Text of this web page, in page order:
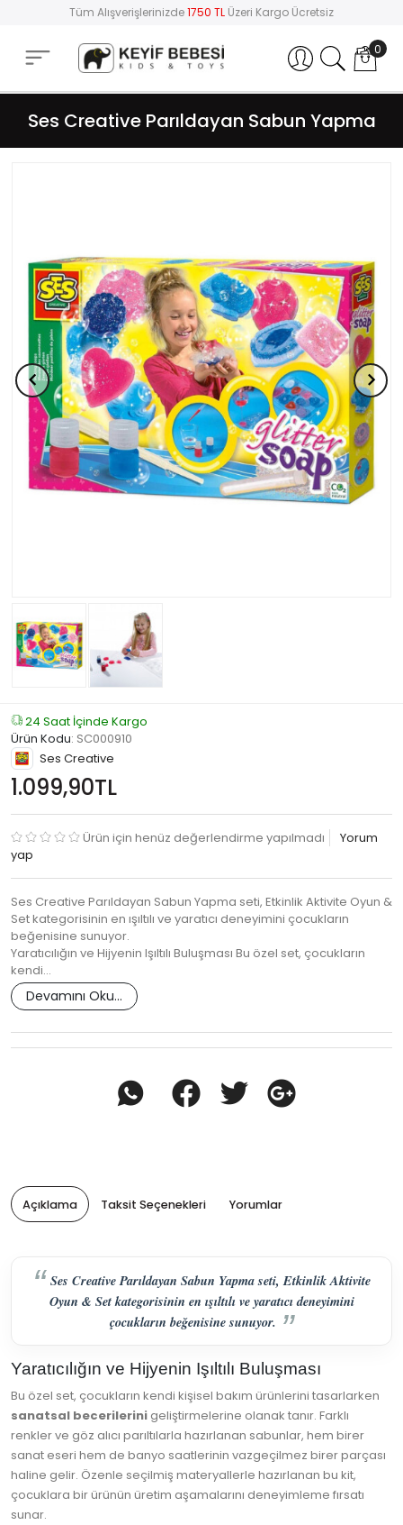
Tüm Alışverişlerinizde1750 TL Üzeri Kargo Ücretsiz
Hesabım 0
Ses Creative Parıldayan Sabun Yapma
24 Saat İçinde Kargo
Ürün Kodu: SC000910
Ses Creative
1.099,90TL
Ürün için henüz değerlendirme yapılmadı
Yorum
yap
Ses Creative Parıldayan Sabun Yapma seti, Etkinlik Aktivite Oyun &
Set kategorisinin en ışıltılı ve yaratıcı deneyimini çocukların
beğenisine sunuyor.
Yaratıcılığın ve Hijyenin Işıltılı Buluşması Bu özel set, çocukların
kendi…
Devamını Oku...
Açıklama Taksit Seçenekleri Yorumlar
Ses Creative Parıldayan Sabun Yapma seti, Etkinlik Aktivite
Oyun & Set kategorisinin en ışıltılı ve yaratıcı deneyimini
çocukların beğenisine sunuyor.
Yaratıcılığın ve Hijyenin Işıltılı Buluşması
Bu özel set, çocukların kendi kişisel bakım ürünlerini tasarlarken
sanatsal becerilerini geliştirmelerine olanak tanır. Farklı
renkler ve göz alıcı parıltılarla hazırlanan sabunlar, hem birer
sanat eseri hem de banyo saatlerinin vazgeçilmez birer parçası
haline gelir. Özenle seçilmiş materyallerle hazırlanan bu kit,
çocuklara bir ürünün üretim aşamalarını deneyimleme fırsatı
sunar.